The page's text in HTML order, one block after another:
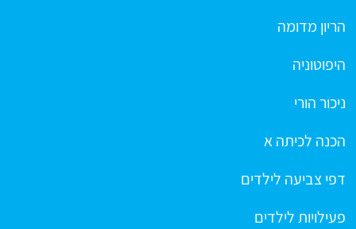
הריון מדומה
היפוטוניה
ניכור הורי
הכנה לכיתה א
דפי צביעה לילדים
פעילויות לילדים